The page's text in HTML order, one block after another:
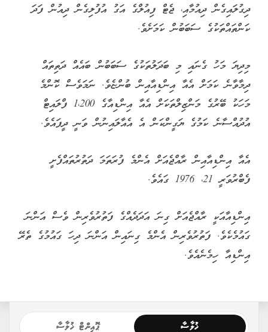
ދިގުލައިގެން ދިއުމާއި، ޖެޓް ފިއުލްގެ އަގު އުފުލިގެން ދިއުން ފަދަ
ކަންތައްތަކުގެ ސަބަބުން ކަމަށެވެ.
މިދިޔަ މަހު ގެނައި މި ބަދަލުތަކުގެ ސަބަބުން ބައެއް ދަތިތައް
ދިމާވާނެ ކަމަށް އެއާ އިންޑިއާއިން ބުންޏެވެ. ނަމަވެސް ކޮންމެ
މަހަކު ބޭރުގެ މަންޒިލްތަކަށް އެއާ އިންޑިއާގެ 1،200 ފްލައިޓް
އުދުއްސާނެ ކަމުގެ ޔަގީންކަން އެ އެއާލައިނުން ވަނީ ދީފައެވެ.
އެއާ އިންޑިއާއިން ރާއްޖެއަށް އެންމެ ފުރަތަމަ ދަތުރުތައްފެށީ
ފެބްރުވަރީ 21، 1976 ގައެވެ.
އިންޑިއާއަކީ ރާއްޖެއަށް ގިނަ އަދަދެއްގެ ފަތުރުވެރިން ވެސް އަންނަ
ގައުމެކެވެ. ފަތުރުވެރިން އެންމެ ގިނައިން އަންނަ ދިހަ ގައުމުގެ ތެރޭ
އިންޑިއާ ހިމެނެއެވެ.
ޚުލާސާ ޕޮއިންޓް ޚުލާސާ